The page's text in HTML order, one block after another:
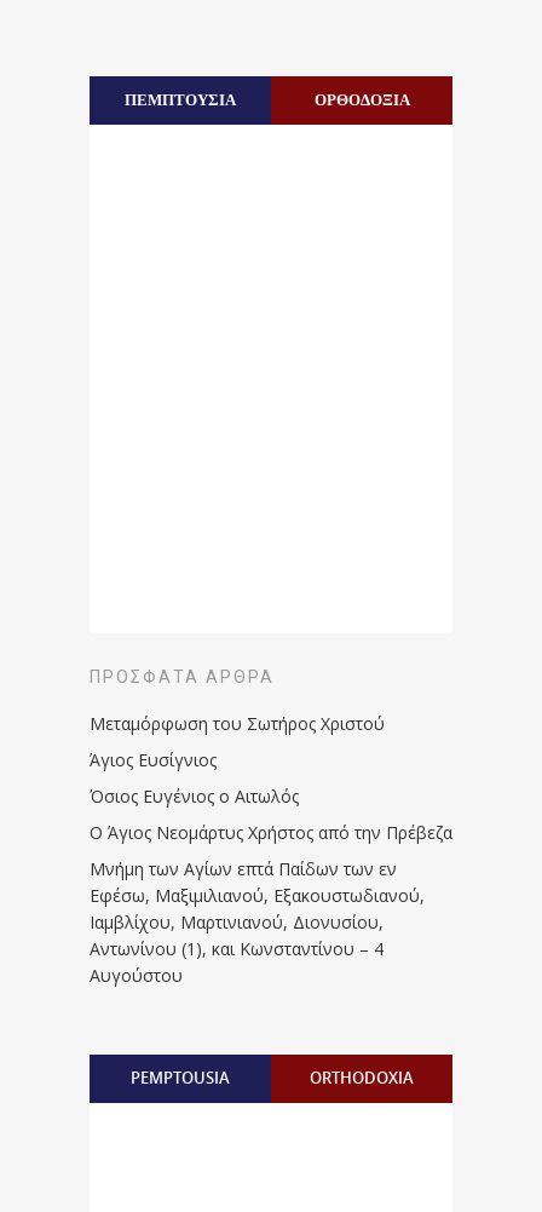
ΠΕΜΠΤΟΥΣΙΑ ΟΡΘΟΔΟΞΙΑ
ΠΡΌΣΦΑΤΑ ΆΡΘΡΑ
Μεταμόρφωση του Σωτήρος Χριστού
Άγιος Ευσίγνιος
Όσιος Ευγένιος ο Αιτωλός
Ο Άγιος Νεομάρτυς Χρήστος από την Πρέβεζα
Μνήμη των Aγίων επτά Παίδων των εν
Eφέσω, Mαξιμιλιανού, Eξακουστωδιανού,
Iαμβλίχου, Mαρτινιανού, Διονυσίου,
Aντωνίνου (1), και Kωνσταντίνου – 4
Αυγούστου
PEMPTOUSIA ORTHODOXIA